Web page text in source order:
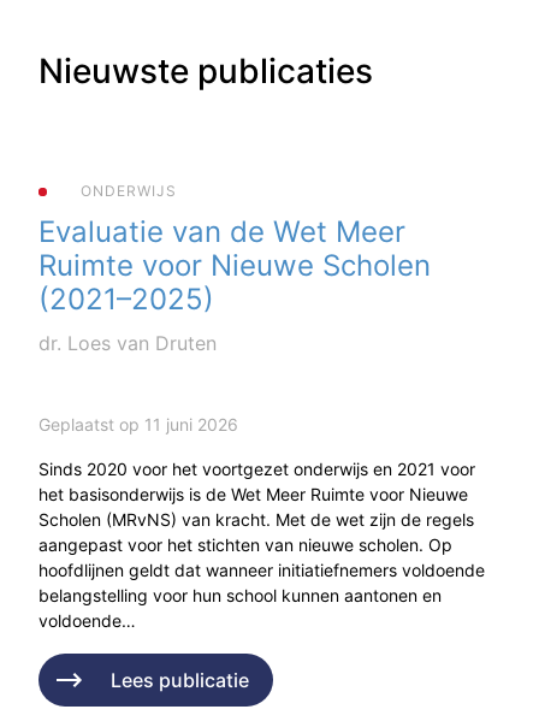
Nieuwste publicaties
ONDERWIJS
Evaluatie van de Wet Meer
Ruimte voor Nieuwe Scholen
(2021–2025)
dr. Loes van Druten
Geplaatst op 11 juni 2026
Sinds 2020 voor het voortgezet onderwijs en 2021 voor
het basisonderwijs is de Wet Meer Ruimte voor Nieuwe
Scholen (MRvNS) van kracht. Met de wet zijn de regels
aangepast voor het stichten van nieuwe scholen. Op
hoofdlijnen geldt dat wanneer initiatiefnemers voldoende
belangstelling voor hun school kunnen aantonen en
voldoende…
Lees publicatie